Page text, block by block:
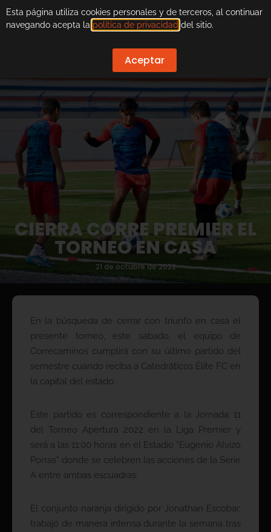
CIERRA CORRE PREMIER EL
TORNEO EN CASA
21 de octubre de 2022
En la búsqueda de cerrar con triunfo en casa el
presente torneo, este sábado, el equipo de
Correcaminos cumplirá con su último partido del
semestre cuando reciba a Catedráticos Élite FC en
la capital del estado.
Este partido es correspondiente a la Jornada 11
del Torneo Apertura 2022 en la Liga Premier y
será a las 11:00 horas en el Estadio “Eugenio Alvizo
Porras” donde se celebren las acciones de la Serie
A entre ambas escuadras.
El conjunto naranja dirigido por Jonathan Escobar,
trabajó de manera intensa durante la semana tras
Esta página utiliza cookies personales y de terceros, al continuar
navegando acepta la política de privacidad del sitio.
Aceptar